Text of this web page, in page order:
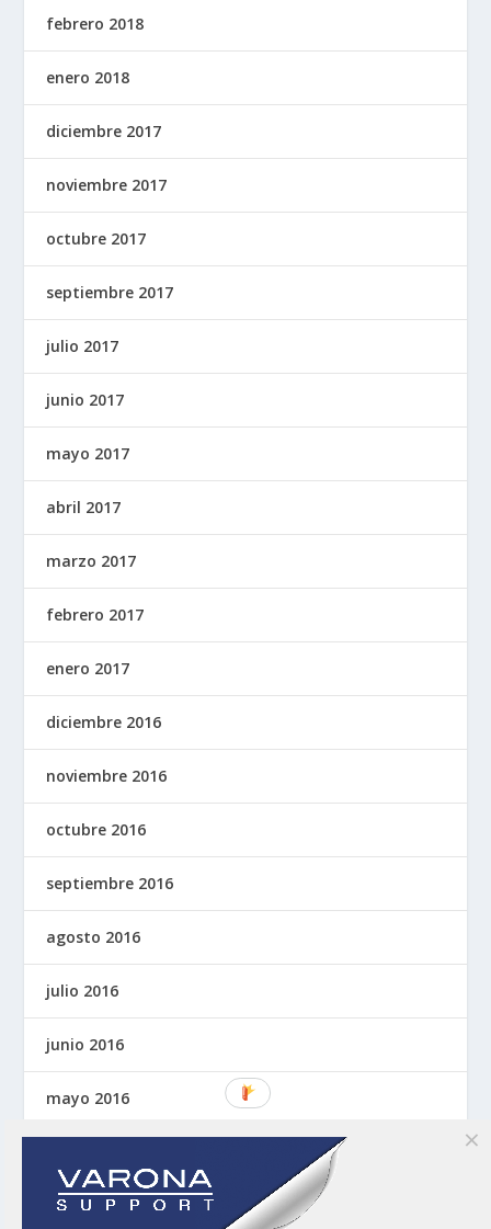
febrero 2018
enero 2018
diciembre 2017
noviembre 2017
octubre 2017
septiembre 2017
julio 2017
junio 2017
mayo 2017
abril 2017
marzo 2017
febrero 2017
enero 2017
diciembre 2016
noviembre 2016
octubre 2016
septiembre 2016
agosto 2016
julio 2016
junio 2016
mayo 2016
marzo 2016